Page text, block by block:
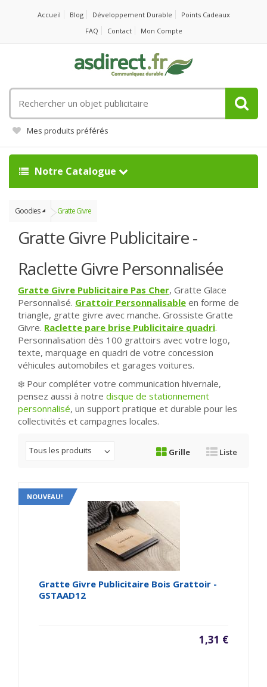
Accueil Blog Développement Durable
Points Cadeaux
FAQ
Contact Mon Compte
un
objet
publicitaire
Mes produits préférés
Notre Catalogue
Goodies Gratte Givre
Gratte Givre Publicitaire -
Raclette Givre Personnalisée
Gratte Givre Publicitaire Pas Cher, Gratte Glace
Personnalisé. Grattoir Personnalisable en forme de
triangle, gratte givre avec manche. Grossiste Gratte
Givre. Raclette pare brise Publicitaire quadri.
Personnalisation dès 100 grattoirs avec votre logo,
texte, marquage en quadri de votre concession
véhicules automobiles et garages voitures.
❄️ Pour compléter votre communication hivernale,
pensez aussi à notre disque de stationnement
personnalisé, un support pratique et durable pour les
collectivités et campagnes locales.
Tous les produits Grille Liste
NOUVEAU!
Gratte Givre Publicitaire Bois Grattoir -
GSTAAD12
1,31 €